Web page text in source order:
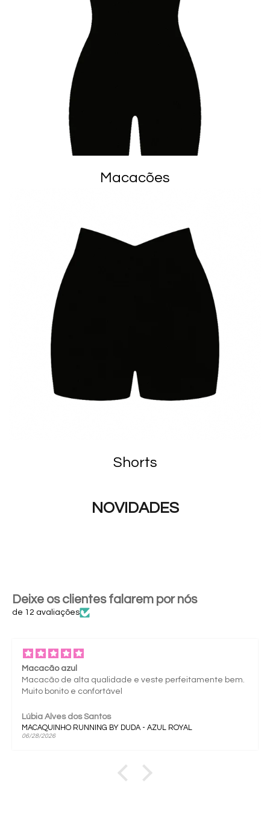
Macacões
Shorts
NOVIDADES
Deixe os clientes falarem por nós
de 12 avaliações
Macacão azul
Macacão de alta qualidade e veste perfeitamente bem.
Muito bonito e confortável
Lúbia Alves dos Santos
MACAQUINHO RUNNING BY DUDA - AZUL ROYAL
06/28/2026